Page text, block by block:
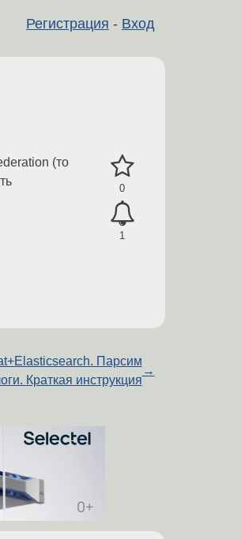
Регистрация - Вход
0
1
(то
Парсим
Краткая инструкция
→